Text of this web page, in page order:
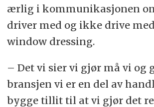
ærlig i kommunikasjonen
driver med og ikke drive
window dressing.
– Det vi sier vi gjør må vi og
bransjen vi er en del av
bygge tillit til at vi gjør det